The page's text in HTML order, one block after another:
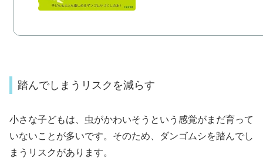
踏んでしまうリスクを減らす
小さな子どもは、虫がかわいそうという感覚がまだ育って
いないことが多いです。そのため、ダンゴムシを踏んでし
まうリスクがあります。